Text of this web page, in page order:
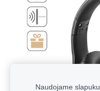
Naudojame